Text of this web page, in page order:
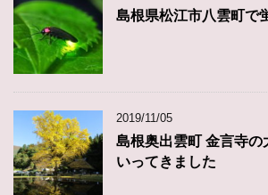
島根県松江市八雲町で
2019/11/05
島根奥出雲町 金言寺の
いってきました